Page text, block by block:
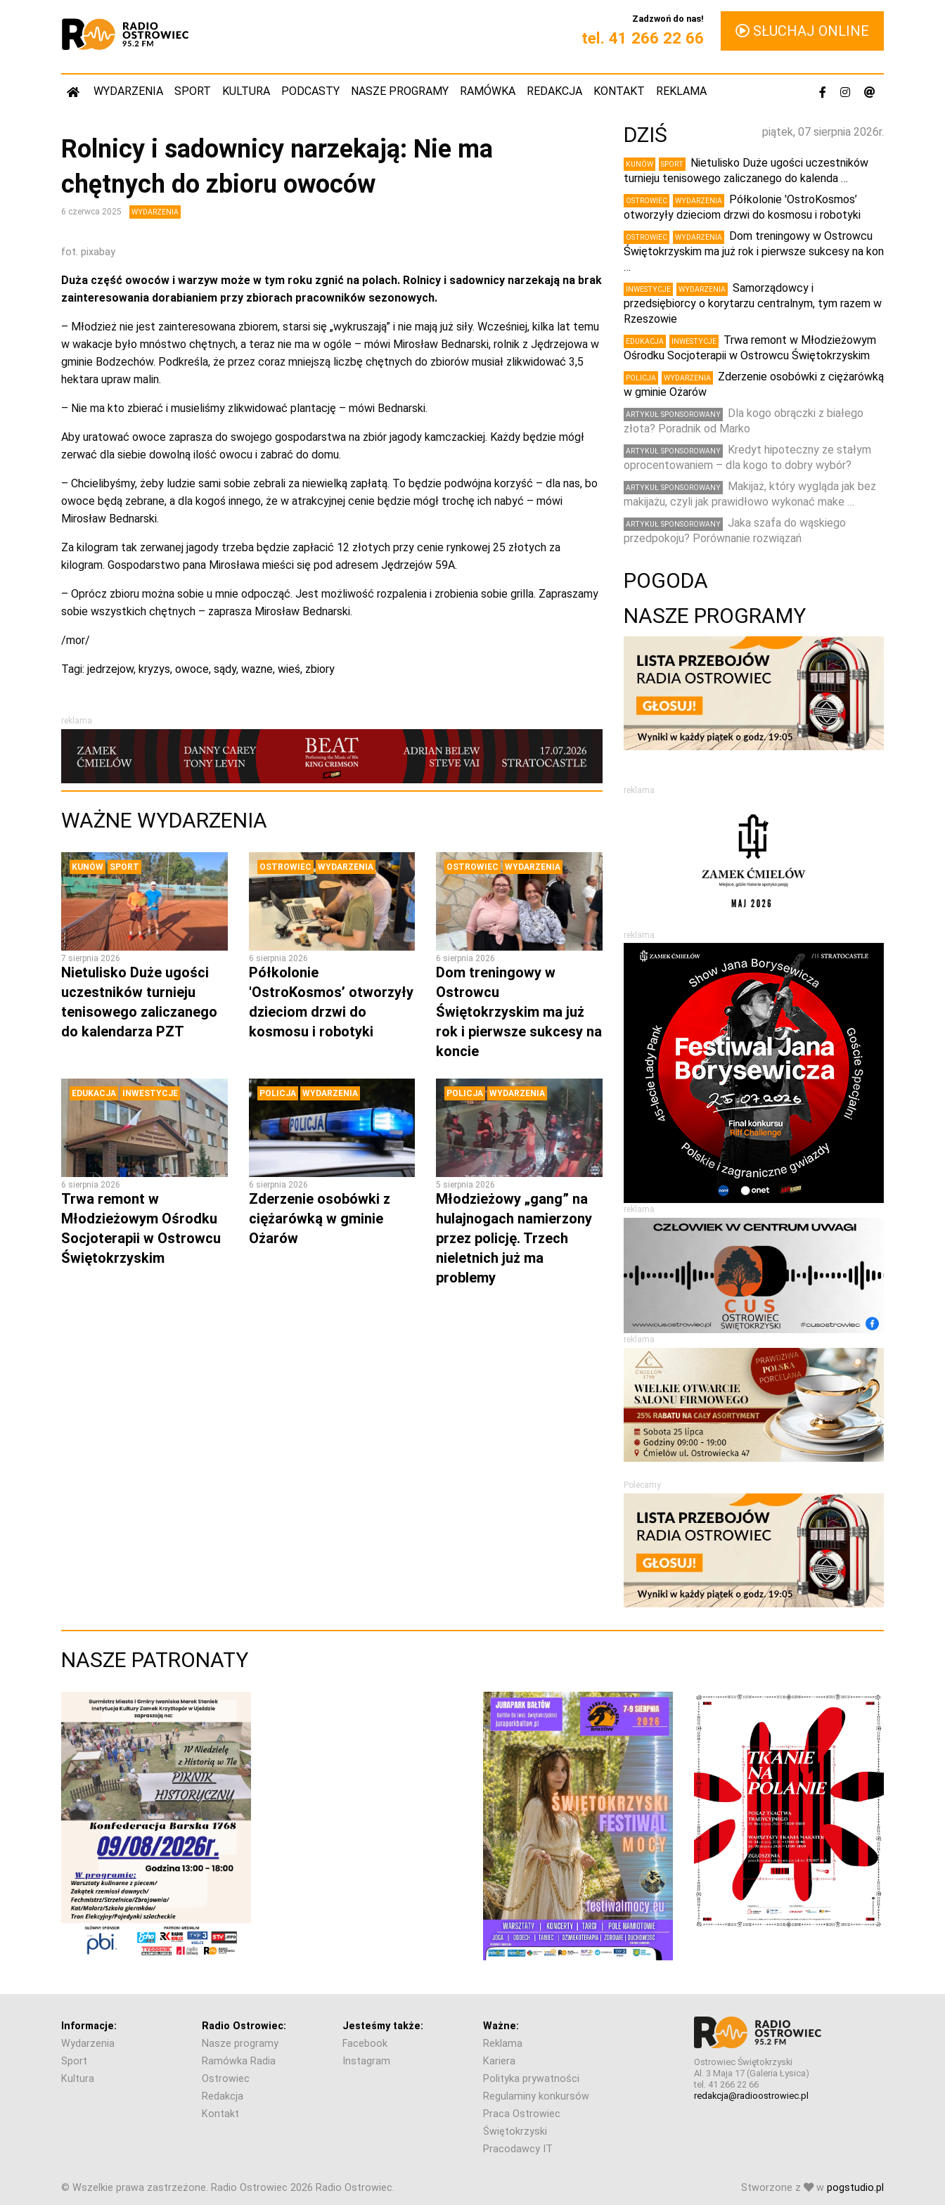
Zadzwoń do nas!
tel. 41 266 22 66 SŁUCHAJ ONLINE
WYDARZENIA SPORT KULTURA PODCASTY NASZE PROGRAMY RAMÓWKA REDAKCJA KONTAKT REKLAMA
Rolnicy i sadownicy narzekają: Nie ma
chętnych do zbioru owoców
6 czerwca 2025 WYDARZENIA
fot. pixabay
Duża część owoców i warzyw może w tym roku zgnić na polach. Rolnicy i sadownicy narzekają na brak
zainteresowania dorabianiem przy zbiorach pracowników sezonowych.
– Młodzież nie jest zainteresowana zbiorem, starsi się „wykruszają” i nie mają już siły. Wcześniej, kilka lat temu
w wakacje było mnóstwo chętnych, a teraz nie ma w ogóle – mówi Mirosław Bednarski, rolnik z Jędrzejowa w
gminie Bodzechów. Podkreśla, że przez coraz mniejszą liczbę chętnych do zbiorów musiał zlikwidować 3,5
hektara upraw malin.
– Nie ma kto zbierać i musieliśmy zlikwidować plantację – mówi Bednarski.
Aby uratować owoce zaprasza do swojego gospodarstwa na zbiór jagody kamczackiej. Każdy będzie mógł
zerwać dla siebie dowolną ilość owocu i zabrać do domu.
– Chcielibyśmy, żeby ludzie sami sobie zebrali za niewielką zapłatą. To będzie podwójna korzyść – dla nas, bo
owoce będą zebrane, a dla kogoś innego, że w atrakcyjnej cenie będzie mógł trochę ich nabyć – mówi
Mirosław Bednarski.
Za kilogram tak zerwanej jagody trzeba będzie zapłacić 12 złotych przy cenie rynkowej 25 złotych za
kilogram. Gospodarstwo pana Mirosława mieści się pod adresem Jędrzejów 59A.
– Oprócz zbioru można sobie u mnie odpocząć. Jest możliwość rozpalenia i zrobienia sobie grilla. Zapraszamy
sobie wszystkich chętnych – zaprasza Mirosław Bednarski.
/mor/
Tagi: jedrzejow, kryzys, owoce, sądy, wazne, wieś, zbiory
reklama
WAŻNE WYDARZENIA
KUNÓW SPORT
7 sierpnia 2026
Nietulisko Duże ugości
uczestników turnieju
tenisowego zaliczanego
do kalendarza PZT
OSTROWIEC WYDARZENIA
6 sierpnia 2026
Półkolonie
'OstroKosmos’ otworzyły
dzieciom drzwi do
kosmosu i robotyki
OSTROWIEC WYDARZENIA
6 sierpnia 2026
Dom treningowy w
Ostrowcu
Świętokrzyskim ma już
rok i pierwsze sukcesy na
koncie
EDUKACJA INWESTYCJE
6 sierpnia 2026
Trwa remont w
Młodzieżowym Ośrodku
Socjoterapii w Ostrowcu
Świętokrzyskim
POLICJA WYDARZENIA
6 sierpnia 2026
Zderzenie osobówki z
ciężarówką w gminie
Ożarów
POLICJA WYDARZENIA
5 sierpnia 2026
Młodzieżowy „gang” na
hulajnogach namierzony
przez policję. Trzech
nieletnich już ma
problemy
piątek, 07 sierpnia 2026r.
DZIŚ
KUNÓW SPORT
Nietulisko Duże ugości uczestników
turnieju tenisowego zaliczanego do kalenda …
OSTROWIEC WYDARZENIA
Półkolonie 'OstroKosmos’
otworzyły dzieciom drzwi do kosmosu i robotyki
OSTROWIEC WYDARZENIA
Dom treningowy w Ostrowcu
Świętokrzyskim ma już rok i pierwsze sukcesy na kon
…
INWESTYCJE WYDARZENIA
Samorządowcy i
przedsiębiorcy o korytarzu centralnym, tym razem w
Rzeszowie
EDUKACJA INWESTYCJE
Trwa remont w Młodzieżowym
Ośrodku Socjoterapii w Ostrowcu Świętokrzyskim
POLICJA WYDARZENIA
Zderzenie osobówki z ciężarówką
w gminie Ożarów
ARTYKUŁ SPONSOROWANY
Dla kogo obrączki z białego
złota? Poradnik od Marko
ARTYKUŁ SPONSOROWANY
Kredyt hipoteczny ze stałym
oprocentowaniem – dla kogo to dobry wybór?
ARTYKUŁ SPONSOROWANY
Makijaż, który wygląda jak bez
makijażu, czyli jak prawidłowo wykonać make …
ARTYKUŁ SPONSOROWANY
Jaka szafa do wąskiego
przedpokoju? Porównanie rozwiązań
POGODA
NASZE PROGRAMY
reklama
reklama
reklama
reklama
Polecamy
NASZE PATRONATY
Informacje:
Wydarzenia
Sport
Kultura
Radio Ostrowiec:
Nasze programy
Ramówka Radia
Ostrowiec
Redakcja
Kontakt
Jesteśmy także:
Facebook
Instagram
Ważne:
Reklama
Kariera
Polityka prywatności
Regulaminy konkursów
Praca Ostrowiec
Świętokrzyski
Pracodawcy IT
Ostrowiec Świętokrzyski
Al. 3 Maja 17 (Galeria Łysica)
tel. 41 266 22 66
redakcja@radioostrowiec.pl
© Wszelkie prawa zastrzeżone. Radio Ostrowiec 2026 Radio Ostrowiec. Stworzone z w pogstudio.pl